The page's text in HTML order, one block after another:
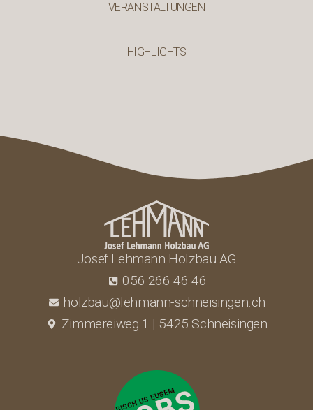
VERANSTALTUNGEN
HIGHLIGHTS
Josef Lehmann Holzbau AG
056 266 46 46
holzbau@lehmann-schneisingen.ch
Zimmereiweg 1 | 5425 Schneisingen